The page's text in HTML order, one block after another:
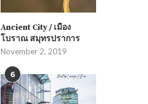
Ancient City / เมือง
โบราณ สมุทรปราการ
November 2, 2019
6